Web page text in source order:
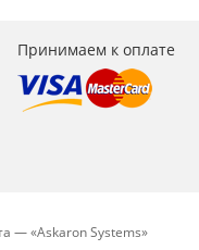
Принимаем к оплате
—«Askaron Systems»